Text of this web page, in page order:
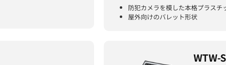
防犯カメラを模した本格プラスチ
屋外向けのバレット形状
WTW-